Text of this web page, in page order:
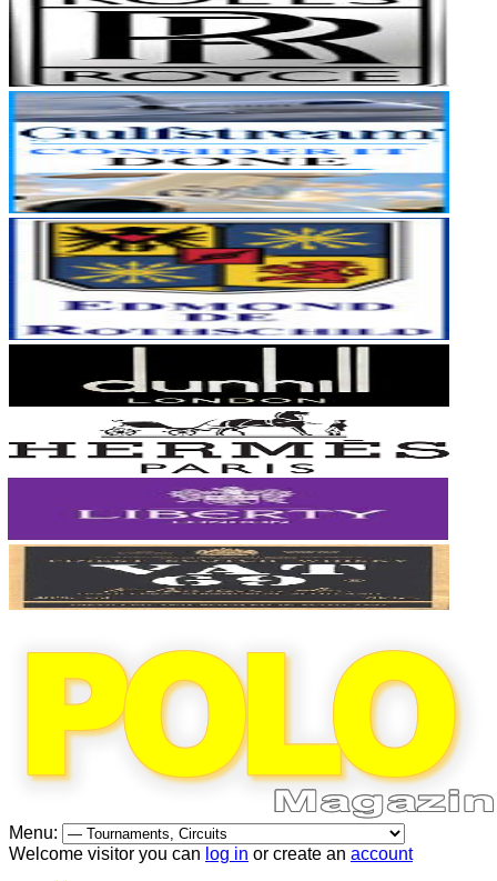
Menu:
Welcome visitor you can log in or create an account